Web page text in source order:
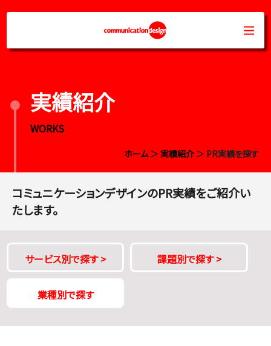
実績紹介
WORKS
ホーム＞ 実績紹介 ＞ PR実績を探す
コミュニケーションデザインのPR実績をご紹介い
たします。
サービス別で探す> 課題別で探す>
業種別で探す